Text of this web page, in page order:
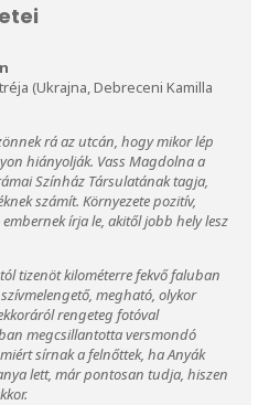
(Ukrajna, Debreceni Kamilla
rá az utcán, hogy mikor lép
hiányolják. Vass Magdolna a
Színház Társulatának tagja,
számít. Környezete pozitív,
írja le, akitől jobb hely lesz
tizenöt kilométerre fekvő faluban
megható, olykor
rengeteg fotóval
megcsillantotta versmondó
sírnak a felnőttek, ha Anyák
lett, már pontosan tudja, hiszen